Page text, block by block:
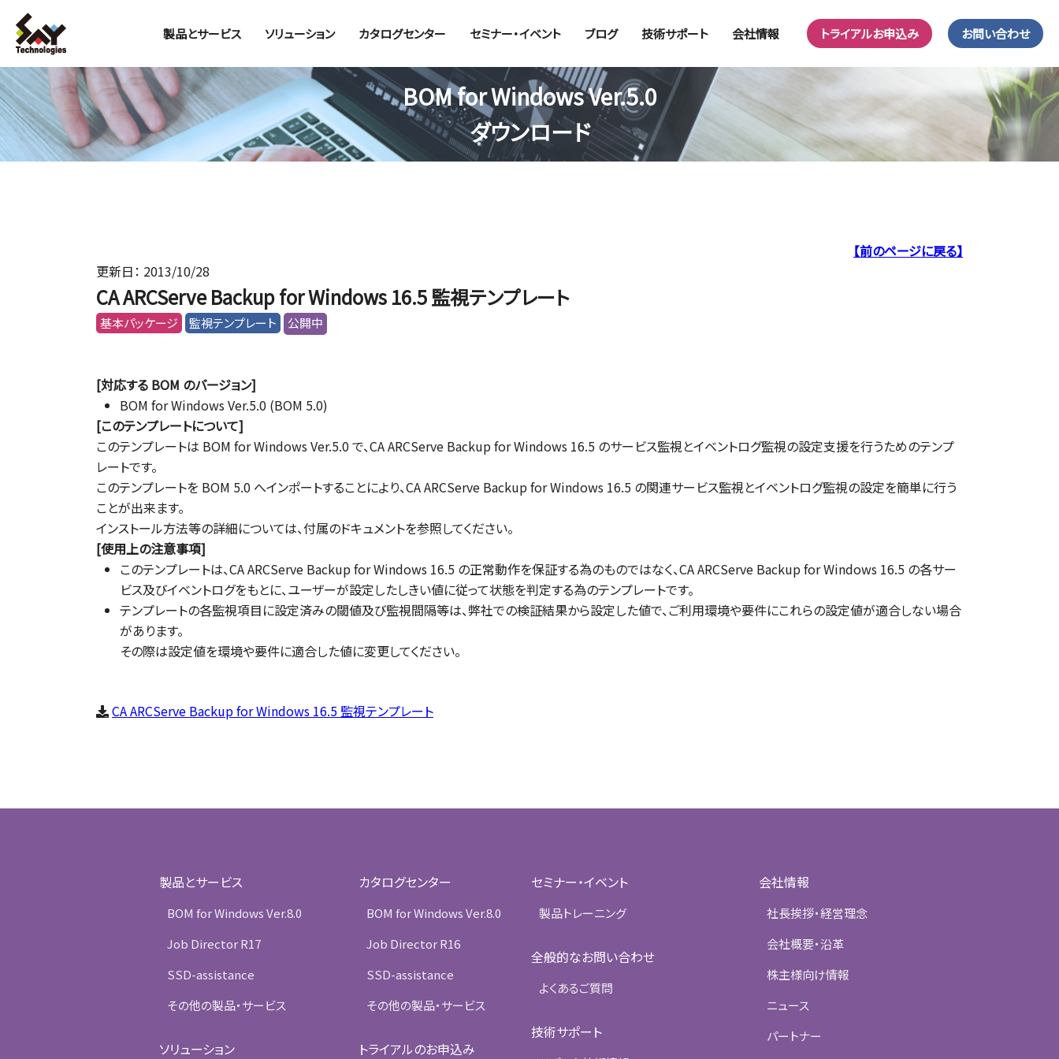
製品とサービス ソリューション カタログセンター セミナー・イベント ブログ 技術サポート 会社情報 トライアルお申込み お問い合わせ
BOM for Windows Ver.5.0
ダウンロード
【前のページに戻る】
更新日： 2013/10/28
CA ARCServe Backup for Windows 16.5 監視テンプレート
基本パッケージ 監視テンプレート 公開中
[対応する BOM のバージョン]
BOM for Windows Ver.5.0 (BOM 5.0)
[このテンプレートについて]
このテンプレートは BOM for Windows Ver.5.0 で、CA ARCServe Backup for Windows 16.5 のサービス監視とイベントログ監視の設定支援を行うためのテンプ
レートです。
このテンプレートを BOM 5.0 へインポートすることにより、CA ARCServe Backup for Windows 16.5 の関連サービス監視とイベントログ監視の設定を簡単に行う
ことが出来ます。
インストール方法等の詳細については、付属のドキュメントを参照してください。
[使用上の注意事項]
このテンプレートは、CA ARCServe Backup for Windows 16.5 の正常動作を保証する為のものではなく、CA ARCServe Backup for Windows 16.5 の各サー
ビス及びイベントログをもとに、ユーザーが設定したしきい値に従って状態を判定する為のテンプレートです。
テンプレートの各監視項目に設定済みの閾値及び監視間隔等は、弊社での検証結果から設定した値で、ご利用環境や要件にこれらの設定値が適合しない場合
があります。
その際は設定値を環境や要件に適合した値に変更してください。
CA ARCServe Backup for Windows 16.5 監視テンプレート
製品とサービス
BOM for Windows Ver.8.0
Job Director R17
SSD-assistance
その他の製品・サービス
ソリューション
カタログセンター
BOM for Windows Ver.8.0
Job Director R16
SSD-assistance
その他の製品・サービス
トライアルのお申込み
セミナー・イベント
製品トレーニング
全般的なお問い合わせ
よくあるご質問
技術サポート
会社情報
社長挨拶・経営理念
会社概要・沿革
株主様向け情報
ニュース
パートナー